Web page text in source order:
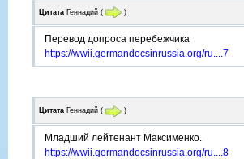
Цитата Геннадий ( )
Перевод допроса перебежчика
https://wwii.germandocsinrussia.org/ru....7
Цитата Геннадий ( )
Младший лейтенант Максименко.
https://wwii.germandocsinrussia.org/ru....8